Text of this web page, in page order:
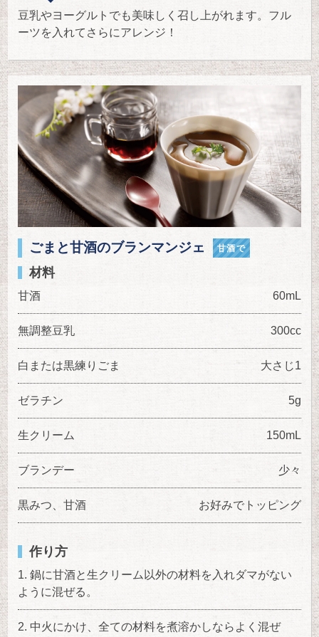
豆乳やヨーグルトでも美味しく召し上がれます。フル
ーツを入れてさらにアレンジ！
ごまと甘酒のブランマンジェ 甘酒で
材料
甘酒 60mL
無調整豆乳 300cc
白または黒練りごま 大さじ1
ゼラチン 5g
生クリーム 150mL
ブランデー 少々
黒みつ、甘酒 お好みでトッピング
作り方
鍋に甘酒と生クリーム以外の材料を入れダマがない
ように混ぜる。
中火にかけ、全ての材料を煮溶かしならよく混ぜ